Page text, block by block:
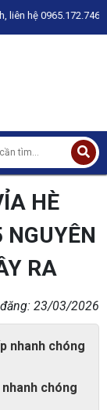
để được
HÈ
RA
23/03/2026
nhanh chóng
chóng